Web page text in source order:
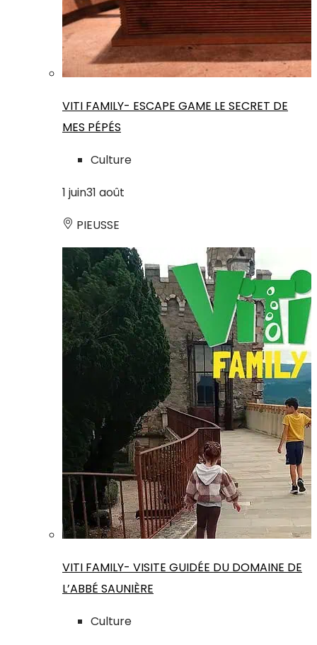
VITI FAMILY- ESCAPE GAME LE SECRET DE
MES PÉPÉS
Culture
1 juin31 août
PIEUSSE
VITI FAMILY- VISITE GUIDÉE DU DOMAINE DE
L’ABBÉ SAUNIÈRE
Culture